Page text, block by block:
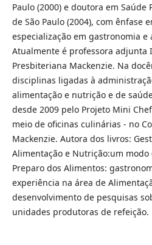
Paulo (2000) e doutora em
de São Paulo (2004), com ênfase
especialização em gastronomia
Atualmente é professora adjunta
Presbiteriana Mackenzie. Na
disciplinas ligadas à
alimentação e nutrição e de
desde 2009 pelo Projeto Mini
meio de oficinas culinárias - no
Mackenzie. Autora dos livros:
Alimentação e Nutrição:um modo
Preparo dos Alimentos:
experiência na área de
desenvolvimento de pesquisas
unidades produtoras de refeição.